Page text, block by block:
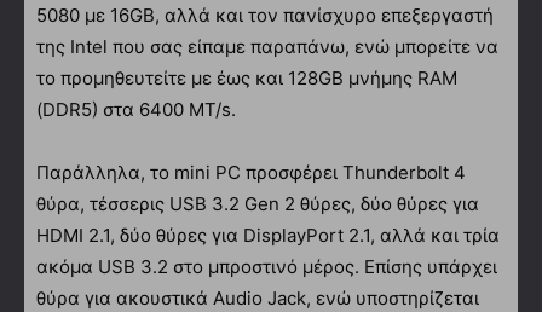
5080 με 16GB, αλλά και τον πανίσχυρο επεξεργαστή
της Intel που σας είπαμε παραπάνω, ενώ μπορείτε να
το προμηθευτείτε με έως και 128GB μνήμης RAM
(DDR5) στα 6400 MT/s.
Παράλληλα, το mini PC προσφέρει Thunderbolt 4
θύρα, τέσσερις USB 3.2 Gen 2 θύρες, δύο θύρες για
HDMI 2.1, δύο θύρες για DisplayPort 2.1, αλλά και τρία
ακόμα USB 3.2 στο μπροστινό μέρος. Επίσης υπάρχει
θύρα για ακουστικά Audio Jack, ενώ υποστηρίζεται